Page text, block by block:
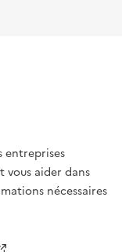
entreprises
vous aider dans
nécessaires